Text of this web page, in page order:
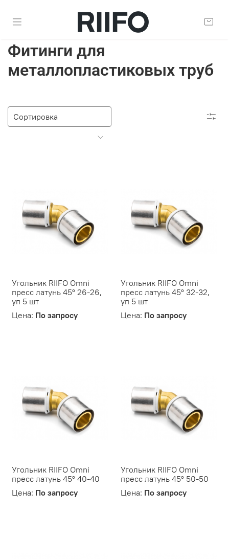
Фитинги для
металлопластиковых труб
Угольник RIIFO Omni
пресс латунь 45° 26-26,
уп 5 шт
Цена: По запросу
Угольник RIIFO Omni
пресс латунь 45° 32-32,
уп 5 шт
Цена: По запросу
Угольник RIIFO Omni
пресс латунь 45° 40-40
Цена: По запросу
Угольник RIIFO Omni
пресс латунь 45° 50-50
Цена: По запросу